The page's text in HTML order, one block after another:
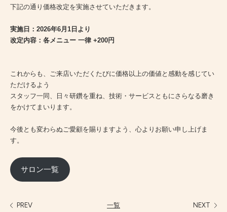
RECRUIT
ONLINE STORE
MEN’S GROOMING SALON
下記の通り価格改定を実施させていただきます。
実施日：2026年6月1日より
改定内容：各メニュー 一律 +200円
これからも、ご来店いただくたびに価格以上の価値と感動を感じてい
ただけるよう
スタッフ一同、日々研鑽を重ね、技術・サービスともにさらなる磨き
をかけてまいります。
今後とも変わらぬご愛顧を賜りますよう、心よりお願い申し上げま
す。
サロン一覧
PREV 一覧 NEXT